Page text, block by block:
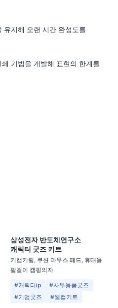
유지해 오랜 시간 완성도를
기법을 개발해 표현의 한계를
삼성전자 반도체연구소
캐릭터 굿즈 키트
키캡키링, 쿠션 마우스 패드, 휴대용
팔걸이 캠핑의자
#캐릭터ip
#사무용품굿즈
#기업굿즈
#웰컴키트